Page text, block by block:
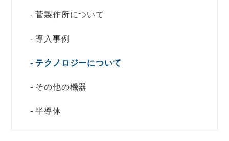
菅製作所について
導入事例
テクノロジーについて
その他の機器
半導体